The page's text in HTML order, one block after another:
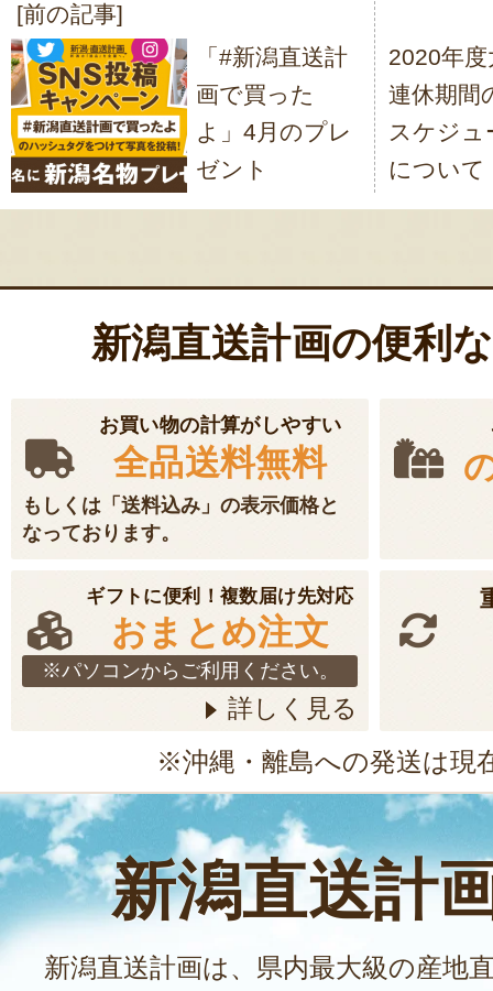
投
稿
ナ
ビ
ゲ
[前の記事]
「#新潟直送計
画で買った
よ」4月のプレ
ゼント
2020年度
連休期間
スケジュ
について
新潟直送計画の便利
お買い物の計算がしやすい
全品送料無料
もしくは「送料込み」の表示価格と
なっております。
ギフトに便利！複数届け先対応
おまとめ注文
※パソコンからご利用ください。
詳しく見る
※沖縄・離島への発送は現
新潟直送計
新潟直送計画は、県内最大級の産地